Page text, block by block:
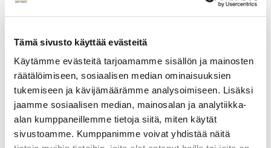
Tämä sivusto käyttää evästeitä
Käytämme evästeitä tarjoamamme sisällön ja mainosten
räätälöimiseen, sosiaalisen median ominaisuuksien
tukemiseen ja kävijämäärämme analysoimiseen. Lisäksi
jaamme sosiaalisen median, mainosalan ja analytiikka-
alan kumppaneillemme tietoja siitä, miten käytät
sivustoamme. Kumppanimme voivat yhdistää näitä
Pub Olutlasi 50cl Vesilasi Casablanca